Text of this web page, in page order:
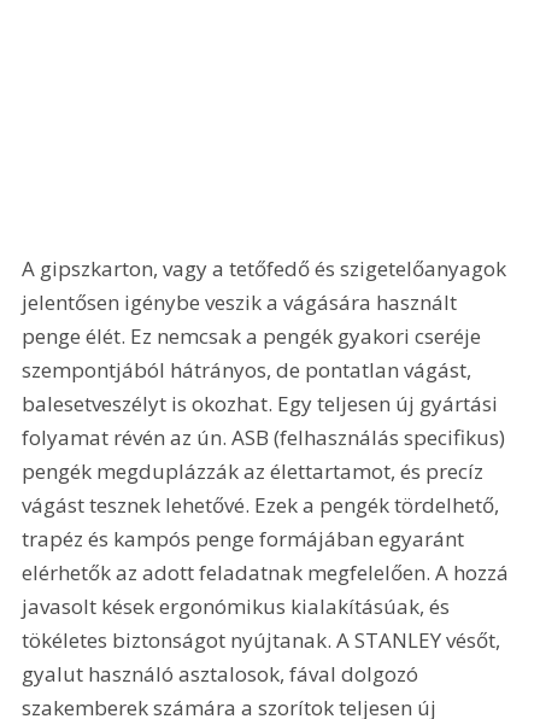
A gipszkarton, vagy a tetőfedő és szigetelőanyagok
jelentősen igénybe veszik a vágására használt
penge élét. Ez nemcsak a pengék gyakori cseréje
szempontjából hátrányos, de pontatlan vágást,
balesetveszélyt is okozhat. Egy teljesen új gyártási
folyamat révén az ún. ASB (felhasználás specifikus)
pengék megduplázzák az élettartamot, és precíz
vágást tesznek lehetővé. Ezek a pengék tördelhető,
trapéz és kampós penge formájában egyaránt
elérhetők az adott feladatnak megfelelően. A hozzá
javasolt kések ergonómikus kialakításúak, és
tökéletes biztonságot nyújtanak. A STANLEY vésőt,
gyalut használó asztalosok, fával dolgozó
szakemberek számára a szorítok teljesen új